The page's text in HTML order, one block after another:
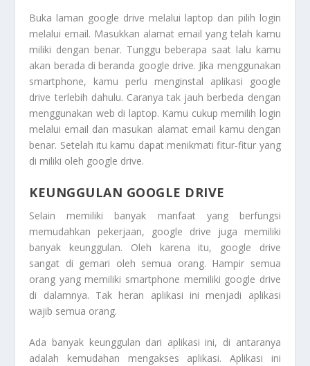
Buka laman google drive melalui laptop dan pilih login
melalui email. Masukkan alamat email yang telah kamu
miliki dengan benar. Tunggu beberapa saat lalu kamu
akan berada di beranda google drive. Jika menggunakan
smartphone, kamu perlu menginstal aplikasi google
drive terlebih dahulu. Caranya tak jauh berbeda dengan
menggunakan web di laptop. Kamu cukup memilih login
melalui email dan masukan alamat email kamu dengan
benar. Setelah itu kamu dapat menikmati fitur-fitur yang
di miliki oleh google drive.
KEUNGGULAN GOOGLE DRIVE
Selain memiliki banyak manfaat yang berfungsi
memudahkan pekerjaan, google drive juga memiliki
banyak keunggulan. Oleh karena itu, google drive
sangat di gemari oleh semua orang. Hampir semua
orang yang memiliki smartphone memiliki google drive
di dalamnya. Tak heran aplikasi ini menjadi aplikasi
wajib semua orang.
Ada banyak keunggulan dari aplikasi ini, di antaranya
adalah kemudahan mengakses aplikasi. Aplikasi ini